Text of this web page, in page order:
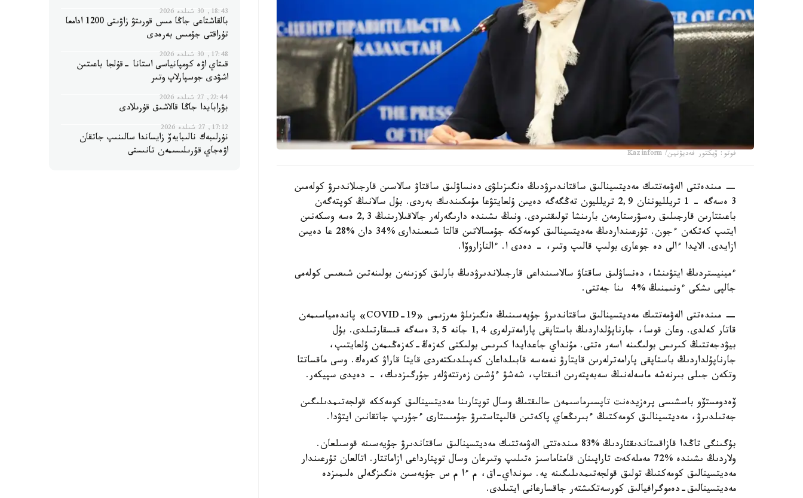
فوتو: ۆيكتور فەديۋنين/ Kazinform
− مىندەتتى الەۋمەتتىك مەديتسينالىق ساقتاندىرۋدىڭ ەنگىزىلۋى دەنساۋلىق ساقتاۋ سالاسىن قارجىلاندىرۋ كولەمىن
3 ەسەگە - 1 تريلليوننان 2,9 تريلليون تەڭگەگە دەيىن ۇلعايتۋعا مۇمكىندىك بەردى. بۇل سالانىڭ كوپتەگەن
باعىتتارىن قارجىلىق رەسۋرستارمەن بارىنشا تولىقتىردى. ونىڭ ىشىندە دارىگەرلەر جالاقىلارىنىڭ 2,3 ەسە وسكەنىن
ايتىپ كەتكەن ءجون. تۇرعىنداردىڭ مەديتسينالىق كومەككە جۇمسالاتىن قالتا شىعىندارى %34 دان %28 عا دەيىن
ازايدى. الايدا ءالى دە جوعارى بولىپ قالىپ وتىر، - دەدى ا. ءالنازاروۆا.
ءمينيستردىڭ ايتۋىنشا، دەنساۋلىق ساقتاۋ سالاسىنداعى قارجىلاندىرۋدىڭ بارلىق كوزىنەن بولىنەتىن شىعىس كولەمى
جالپى ىشكى ءونىمنىڭ %4 ىنا جەتتى.
− مىندەتتى الەۋمەتتىك مەديتسينالىق ساقتاندىرۋ جۇيەسىنىڭ ەنگىزىلۋ مەرزىمى «COVID-19» پاندەمياسىمەن
قاتار كەلدى. وعان قوسا، جارناپۇلداردىڭ باستاپقى پارامەترلەرى 1,4 جانە 3,5 ەسەگە قىسقارتىلدى. بۇل
بيۋدجەتتىڭ كىرىس بولىگىنە اسەر ەتتى. مۇنداي جاعدايدا كىرىس بولىكتى كەزەڭ-كەزەڭىمەن ۇلعايتىپ،
جارناپۇلداردىڭ باستاپقى پارامەترلەرىن قايتارۋ نەمەسە قابىلداعان كەپىلدىكتەردى قايتا قاراۋ كەرەك. وسى ماقساتتا
وتكەن جىلى بىرنەشە ماسەلەنىڭ سەبەپتەرىن انىقتاپ، شەشۋ ءۇشىن زەرتتەۋلەر جۇرگىزدىك، - دەيدى سپيكەر.
ۆەدومستۆو باسشىسى پرەزيدەنت تاپسىرماسىمەن حالىقتىڭ وسال توپتارىنا مەديتسينالىق كومەككە قولجەتىمدىلىگىن
جەتىلدىرۋ، مەديتسينالىق كومەكتىڭ ءبىرىڭعاي پاكەتىن قالىپتاستىرۋ جۇمىستارى ءجۇرىپ جاتقانىن ايتۋدا.
بۇگىنگى تاڭدا قازاقستاندىقتاردىڭ %83 مىندەتتى الەۋمەتتىك مەديتسينالىق ساقتاندىرۋ جۇيەسىنە قوسىلعان.
ولاردىڭ ىشىندە %72 مەملەكەت تاراپىنان قامتاماسىز ەتىلىپ وتىرعان وسال توپتارداعى ازاماتتار. اتالعان تۇرعىندار
مەديتسينالىق كومەكتىڭ تولىق قولجەتىمدىلىگىنە يە. سونداي-اق، م ءا م س جۇيەسىن ەنگىزگەلى ەلىمىزدە
مەديتسينالىق-دەموگرافيالىق كورسەتكىشتەر جاقسارعانى ايتىلدى.
18:43, 30 شىلدە 2026
بالقاشتاعى جاڭا مىس قورىتۋ زاۋىتى 1200 ادامعا
تۇراقتى جۇمىس بەرەدى
17:48, 30 شىلدە 2026
قىتاي اۋە كومپانياسى استانا -قۇلجا باعىتىن
اشۋدى جوسپارلاپ وتىر
22:44, 27 شىلدە 2026
بۋرابايدا جاڭا قالاشىق قۇرىلادى
17:12, 27 شىلدە 2026
نۇرلىبەك نالىبايەۆ زايساندا سالىنىپ جاتقان
اۋەجاي قۇرىلىسىمەن تانىستى